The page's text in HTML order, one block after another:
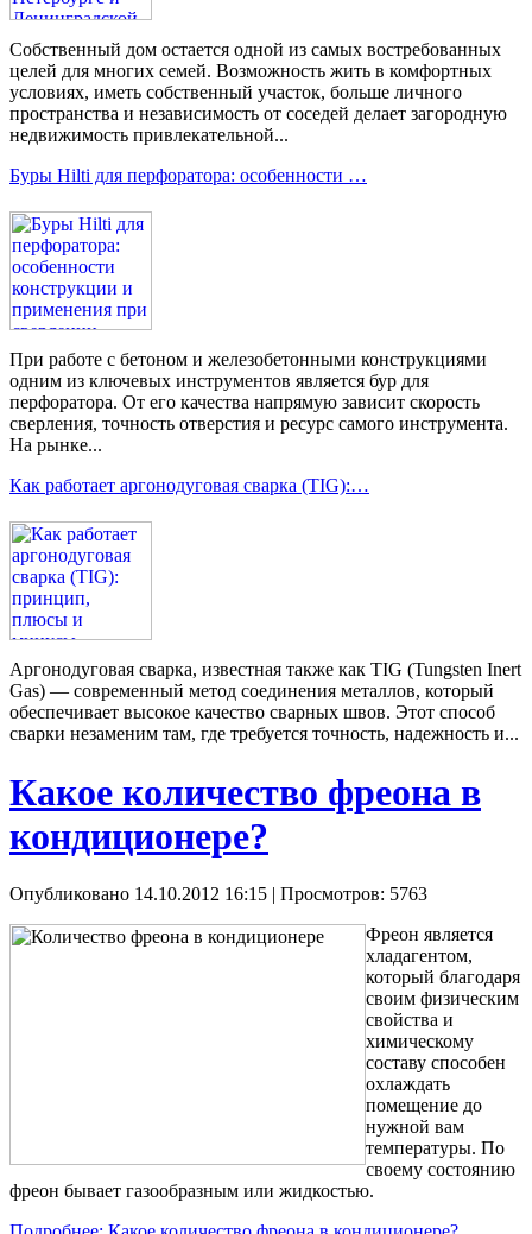
Собственный дом остается одной из самых востребованных
целей для многих семей. Возможность жить в комфортных
условиях, иметь собственный участок, больше личного
пространства и независимость от соседей делает загородную
недвижимость привлекательной...
Буры Hilti для перфоратора: особенности …
При работе с бетоном и железобетонными конструкциями
одним из ключевых инструментов является бур для
перфоратора. От его качества напрямую зависит скорость
сверления, точность отверстия и ресурс самого инструмента.
На рынке...
Как работает аргонодуговая сварка (TIG):…
Аргонодуговая сварка, известная также как TIG (Tungsten Inert
Gas) — современный метод соединения металлов, который
обеспечивает высокое качество сварных швов. Этот способ
сварки незаменим там, где требуется точность, надежность и...
Какое количество фреона в
кондиционере?
Опубликовано 14.10.2012 16:15 | Просмотров: 5763
Фреон является
хладагентом,
который благодаря
своим физическим
свойства и
химическому
составу способен
охлаждать
помещение до
нужной вам
температуры. По
своему состоянию
фреон бывает газообразным или жидкостью.